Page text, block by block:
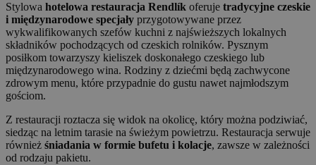
Stylowa hotelowa restauracja Rendlík oferuje tradycyjne czeskie
i międzynarodowe specjały przygotowywane przez
wykwalifikowanych szefów kuchni z najświeższych lokalnych
składników pochodzących od czeskich rolników. Pysznym
posiłkom towarzyszy kieliszek doskonałego czeskiego lub
międzynarodowego wina. Rodziny z dziećmi będą zachwycone
zdrowym menu, które przypadnie do gustu nawet najmłodszym
gościom.
Z restauracji roztacza się widok na okolicę, który można podziwiać,
siedząc na letnim tarasie na świeżym powietrzu. Restauracja serwuje
również śniadania w formie bufetu i kolacje, zawsze w zależności
od rodzaju pakietu.